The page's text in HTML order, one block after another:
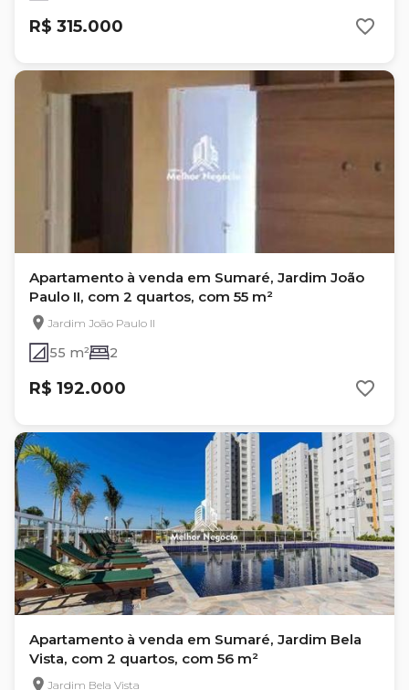
R$ 315.000
Apartamento à venda em Sumaré, Jardim João
Paulo II, com 2 quartos, com 55 m²
Jardim João Paulo II
55 m² 2
R$ 192.000
Apartamento à venda em Sumaré, Jardim Bela
Vista, com 2 quartos, com 56 m²
Jardim Bela Vista